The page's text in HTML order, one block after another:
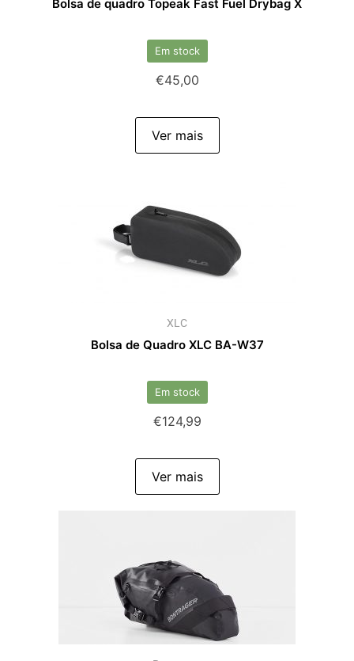
Bolsa de quadro Topeak Fast Fuel Drybag X
Em stock
€45,00
Ver mais
XLC
Bolsa de Quadro XLC BA-W37
Em stock
€124,99
Ver mais